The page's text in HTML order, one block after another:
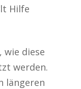
Hilfe
wie diese
werden.
längeren